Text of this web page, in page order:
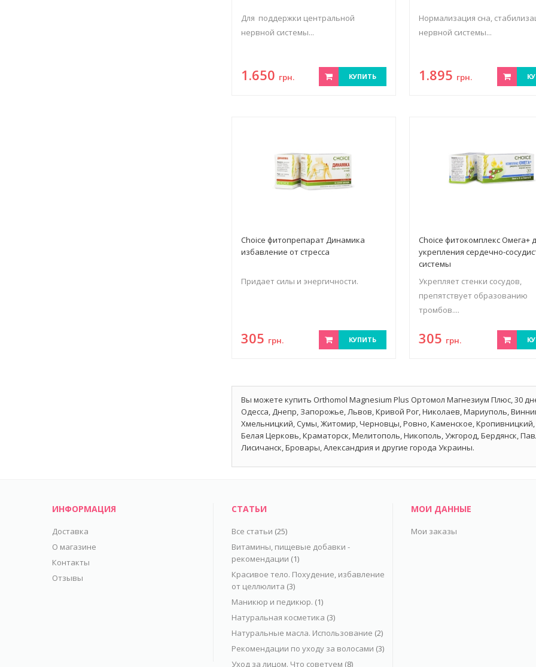
Для поддержки центральной
нервной системы...
1.650 грн. КУПИТЬ
Нормализация сна,
нервной системы...
1.895 грн.
Choice фитопрепарат Динамика
избавление от стресса
Придает силы и энергичности.
305 грн. КУПИТЬ
Choice фитокомплекс Омега+
укрепления сердечно-
системы
Укрепляет стенки сосудов,
препятствует образованию
тромбов....
305 грн.
Вы можете купить Orthomol Magnesium Plus Ортомол Магнезиум Плюс, 30
Одесса, Днепр, Запорожье, Львов, Кривой Рог, Николаев, Мариуполь,
Хмельницкий, Сумы, Житомир, Черновцы, Ровно, Каменское,
Белая Церковь, Краматорск, Мелитополь, Никополь, Ужгород, Бердянск,
Лисичанск, Бровары, Александрия и другие города Украины.
ИНФОРМАЦИЯ
Доставка
О магазине
Контакты
Отзывы
СТАТЬИ
Все статьи (25)
Витамины, пищевые добавки -
рекомендации (1)
Красивое тело. Похудение, избавление
от целлюлита (3)
Маникюр и педикюр. (1)
Натуральная косметика (3)
Натуральные масла. Использование (2)
Рекомендации по уходу за волосами (3)
Уход за лицом. Что советуем (8)
МОИ ДАННЫЕ
Мои заказы